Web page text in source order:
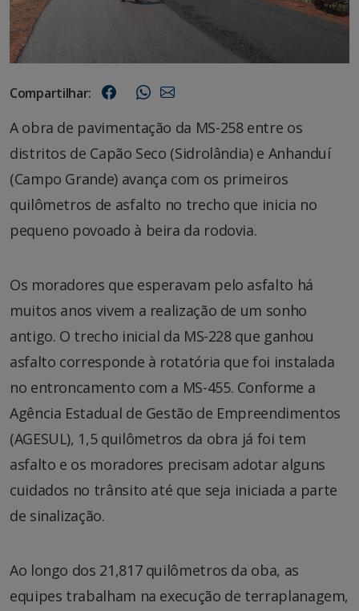
Compartilhar:
A obra de pavimentação da MS-258 entre os
distritos de Capão Seco (Sidrolândia) e Anhanduí
(Campo Grande) avança com os primeiros
quilômetros de asfalto no trecho que inicia no
pequeno povoado à beira da rodovia.
Os moradores que esperavam pelo asfalto há
muitos anos vivem a realização de um sonho
antigo. O trecho inicial da MS-228 que ganhou
asfalto corresponde à rotatória que foi instalada
no entroncamento com a MS-455. Conforme a
Agência Estadual de Gestão de Empreendimentos
(AGESUL), 1,5 quilômetros da obra já foi tem
asfalto e os moradores precisam adotar alguns
cuidados no trânsito até que seja iniciada a parte
de sinalização.
Ao longo dos 21,817 quilômetros da oba, as
equipes trabalham na execução de terraplanagem,